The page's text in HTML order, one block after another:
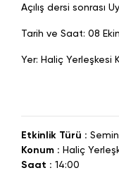
Açılış dersi sonrası
Tarih ve Saat: 08
Yer: Haliç Yerleşkesi
Etkinlik Türü :
Konum : Haliç
Saat : 14:00